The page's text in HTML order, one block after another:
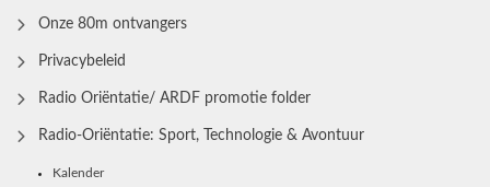
Onze 80m ontvangers
Privacybeleid
Radio Oriëntatie/ ARDF promotie folder
Radio‑Oriëntatie: Sport, Technologie & Avontuur
Kalender